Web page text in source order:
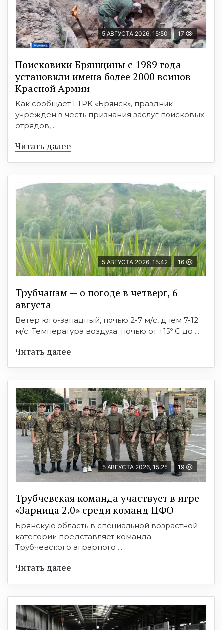
5 АВГУСТА 2026, 15:50 17
Поисковики Брянщины с 1989 года
установили имена более 2000 воинов
Красной Армии
Как сообщает ГТРК «Брянск», праздник
учрежден в честь признания заслуг поисковых
отрядов, ...
Читать далее
5 АВГУСТА 2026, 15:42 16
Трубчанам — о погоде в четверг, 6
августа
Ветер юго-западный, ночью 2-7 м/с, днем 7-12
м/с. Температура воздуха: ночью от +15º C до ...
Читать далее
5 АВГУСТА 2026, 15:25 19
Трубчевская команда участвует в игре
«Зарница 2.0» среди команд ЦФО
Брянскую область в специальной возрастной
категории представляет команда
Трубчевского аграрного ...
Читать далее